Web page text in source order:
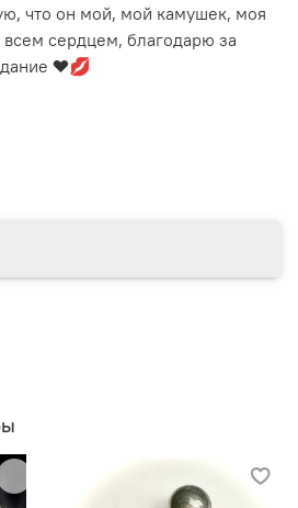
что он мой, мой камушек, моя
сердцем, благодарю за
❤️💋